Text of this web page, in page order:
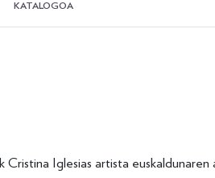
KATALOGOA
Iglesias artista